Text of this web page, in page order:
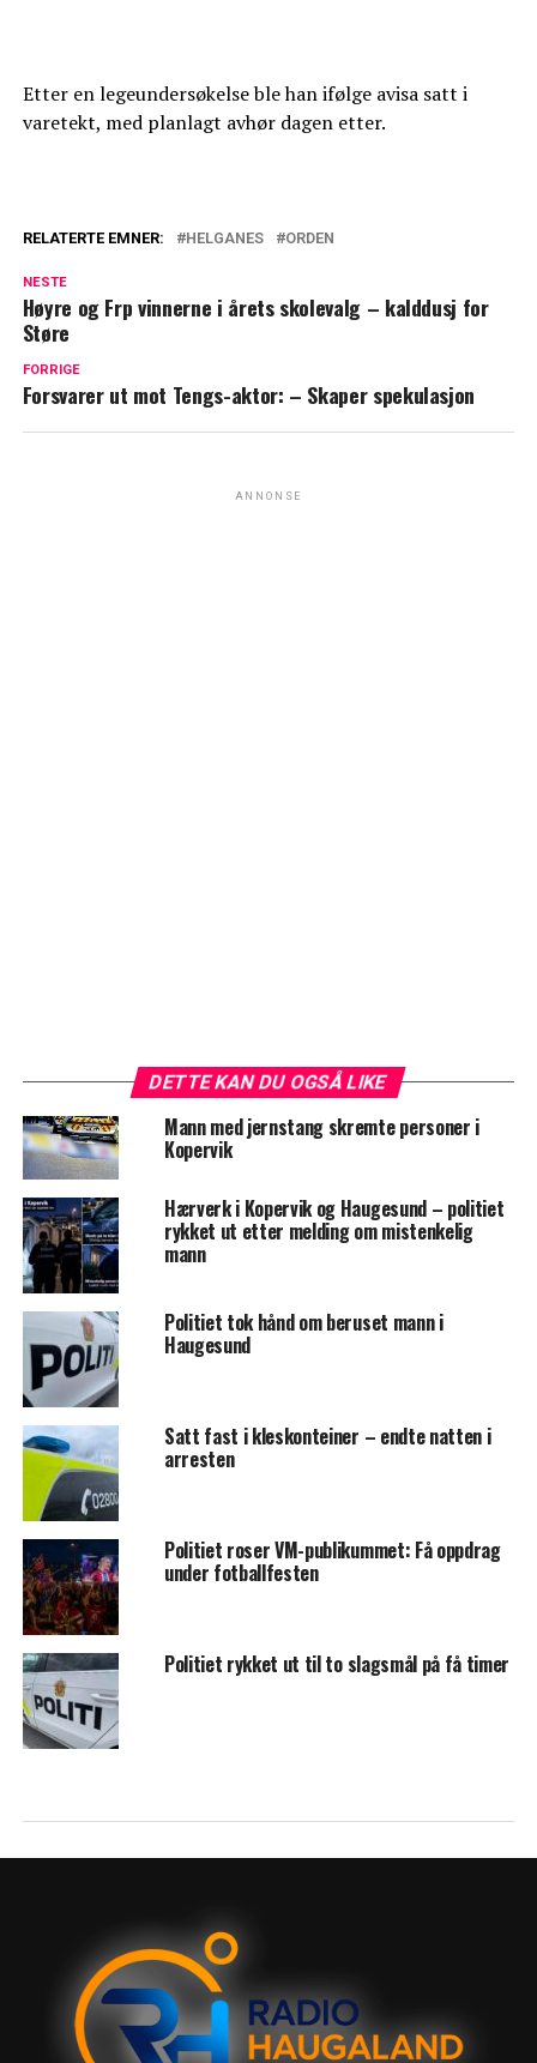
Etter en legeundersøkelse ble han ifølge avisa satt i
varetekt, med planlagt avhør dagen etter.
RELATERTE EMNER: HELGANES ORDEN
NESTE
Høyre og Frp vinnerne i årets skolevalg – kalddusj for
Støre
FORRIGE
Forsvarer ut mot Tengs-aktor: – Skaper spekulasjon
ANNONSE
DETTE KAN DU OGSÅ LIKE
Mann med jernstang skremte personer i
Kopervik
Hærverk i Kopervik og Haugesund – politiet
rykket ut etter melding om mistenkelig
mann
Politiet tok hånd om beruset mann i
Haugesund
Satt fast i kleskonteiner – endte natten i
arresten
Politiet roser VM-publikummet: Få oppdrag
under fotballfesten
Politiet rykket ut til to slagsmål på få timer